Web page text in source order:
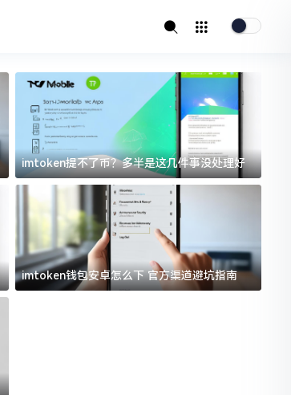
imtoken提不了币？多半是这几件事没处理好
imtoken钱包安卓怎么下 官方渠道避坑指南